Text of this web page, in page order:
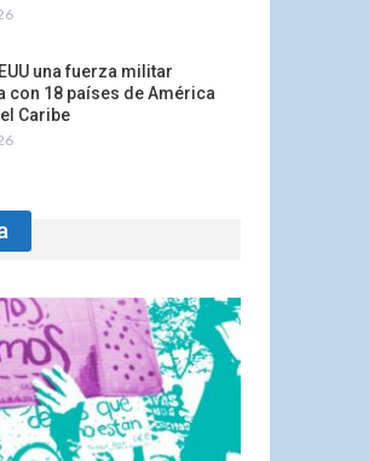
una fuerza militar
con 18 países de América
Caribe